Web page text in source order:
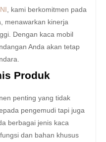
, kami berkomitmen pada
menawarkan kinerja
Dengan kaca mobil
Anda akan tetap
Produk
penting yang tidak
pengemudi tapi juga
berbagai jenis kaca
dan bahan khusus